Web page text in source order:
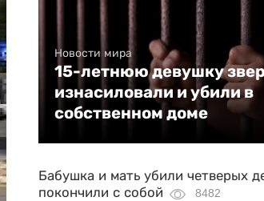
Новости мира
15-летнюю девушку
изнасиловали и убили в
собственном доме
Бабушка и мать убили четверых
покончили с собой
8482